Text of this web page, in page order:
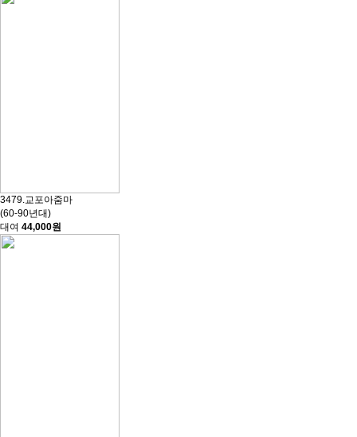
3479.교포아줌마
(60-90년대)
대여 44,000원